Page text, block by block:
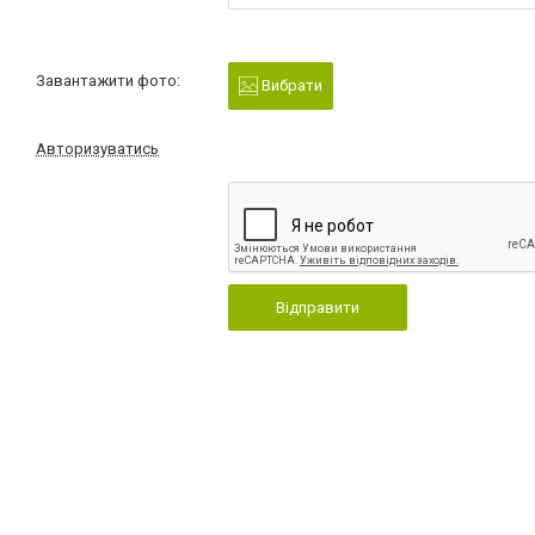
Завантажити фото: Вибрати
Авторизуватись
Відправити